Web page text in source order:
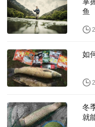
鱼
如
冬
就